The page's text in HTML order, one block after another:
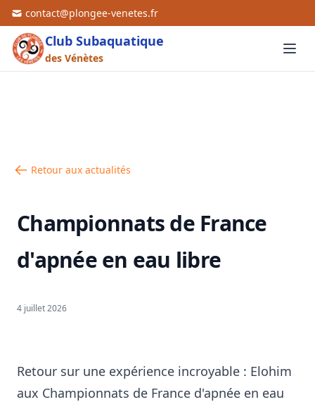
contact@plongee-venetes.fr
Club Subaquatique
des Vénètes
Retour aux actualités
Championnats de France
d'apnée en eau libre
4 juillet 2026
Retour sur une expérience incroyable : Elohim
aux Championnats de France d'apnée en eau